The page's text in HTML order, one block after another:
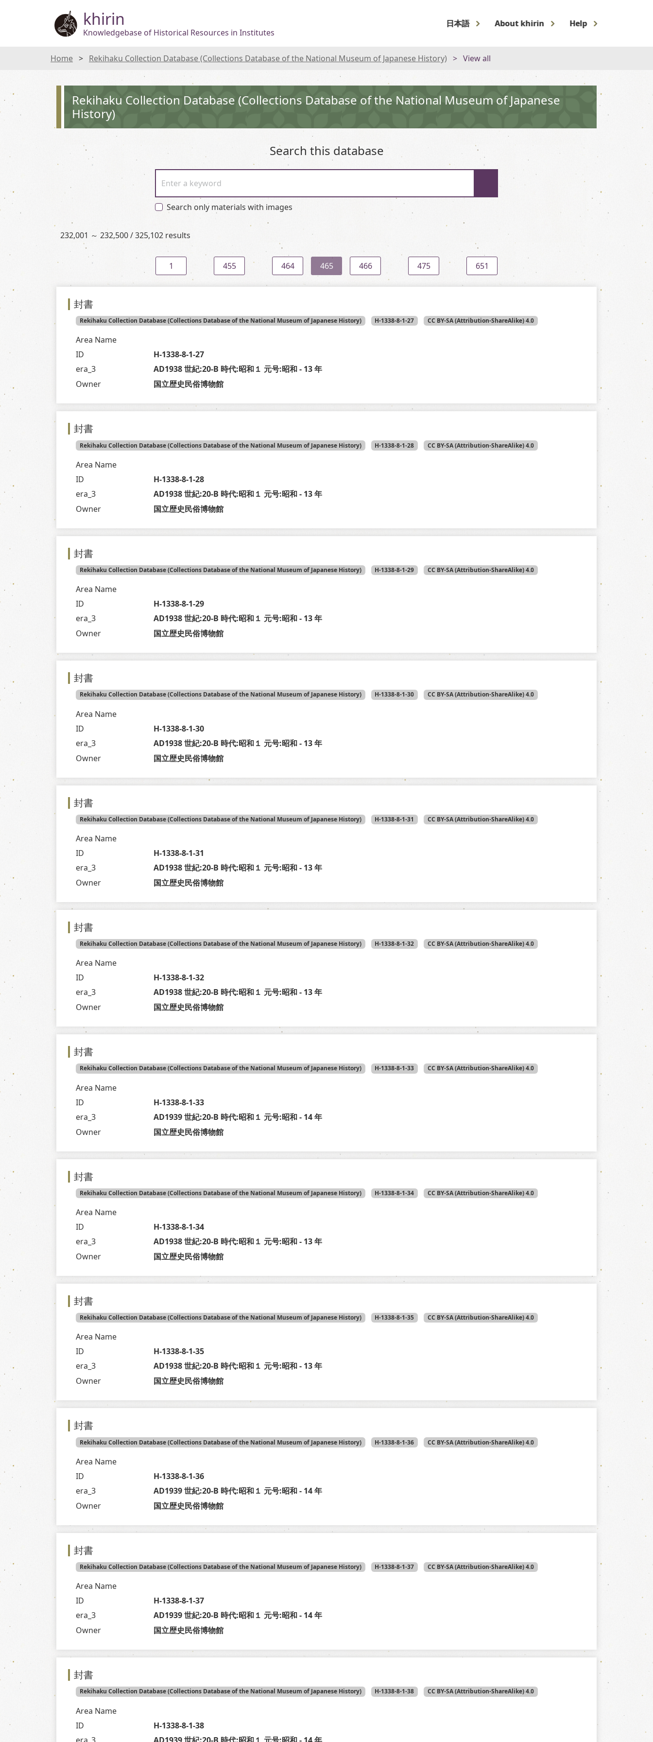
khirin
Knowledgebase of Historical Resources in Institutes
日本語 About khirin Help
Home Rekihaku Collection Database (Collections Database of the National Museum of Japanese History) View all
Rekihaku Collection Database (Collections Database of the National Museum of Japanese
History)
Search this database
Enter a keyword
Search only materials with images
232,001 ～ 232,500 / 325,102 results
1 455 464 465 466 475 651
封書
Rekihaku Collection Database (Collections Database of the National Museum of Japanese History) H-1338-8-1-27 CC BY-SA (Attribution-ShareAlike) 4.0
Area Name
ID
H-1338-8-1-27
era_3
AD1938 世紀:20-B 時代:昭和１ 元号:昭和 - 13 年
Owner
国立歴史民俗博物館
封書
Rekihaku Collection Database (Collections Database of the National Museum of Japanese History) H-1338-8-1-28 CC BY-SA (Attribution-ShareAlike) 4.0
Area Name
ID
H-1338-8-1-28
era_3
AD1938 世紀:20-B 時代:昭和１ 元号:昭和 - 13 年
Owner
国立歴史民俗博物館
封書
Rekihaku Collection Database (Collections Database of the National Museum of Japanese History) H-1338-8-1-29 CC BY-SA (Attribution-ShareAlike) 4.0
Area Name
ID
H-1338-8-1-29
era_3
AD1938 世紀:20-B 時代:昭和１ 元号:昭和 - 13 年
Owner
国立歴史民俗博物館
封書
Rekihaku Collection Database (Collections Database of the National Museum of Japanese History) H-1338-8-1-30 CC BY-SA (Attribution-ShareAlike) 4.0
Area Name
ID
H-1338-8-1-30
era_3
AD1938 世紀:20-B 時代:昭和１ 元号:昭和 - 13 年
Owner
国立歴史民俗博物館
封書
Rekihaku Collection Database (Collections Database of the National Museum of Japanese History) H-1338-8-1-31 CC BY-SA (Attribution-ShareAlike) 4.0
Area Name
ID
H-1338-8-1-31
era_3
AD1938 世紀:20-B 時代:昭和１ 元号:昭和 - 13 年
Owner
国立歴史民俗博物館
封書
Rekihaku Collection Database (Collections Database of the National Museum of Japanese History) H-1338-8-1-32 CC BY-SA (Attribution-ShareAlike) 4.0
Area Name
ID
H-1338-8-1-32
era_3
AD1938 世紀:20-B 時代:昭和１ 元号:昭和 - 13 年
Owner
国立歴史民俗博物館
封書
Rekihaku Collection Database (Collections Database of the National Museum of Japanese History) H-1338-8-1-33 CC BY-SA (Attribution-ShareAlike) 4.0
Area Name
ID
H-1338-8-1-33
era_3
AD1939 世紀:20-B 時代:昭和１ 元号:昭和 - 14 年
Owner
国立歴史民俗博物館
封書
Rekihaku Collection Database (Collections Database of the National Museum of Japanese History) H-1338-8-1-34 CC BY-SA (Attribution-ShareAlike) 4.0
Area Name
ID
H-1338-8-1-34
era_3
AD1938 世紀:20-B 時代:昭和１ 元号:昭和 - 13 年
Owner
国立歴史民俗博物館
封書
Rekihaku Collection Database (Collections Database of the National Museum of Japanese History) H-1338-8-1-35 CC BY-SA (Attribution-ShareAlike) 4.0
Area Name
ID
H-1338-8-1-35
era_3
AD1938 世紀:20-B 時代:昭和１ 元号:昭和 - 13 年
Owner
国立歴史民俗博物館
封書
Rekihaku Collection Database (Collections Database of the National Museum of Japanese History) H-1338-8-1-36 CC BY-SA (Attribution-ShareAlike) 4.0
Area Name
ID
H-1338-8-1-36
era_3
AD1939 世紀:20-B 時代:昭和１ 元号:昭和 - 14 年
Owner
国立歴史民俗博物館
封書
Rekihaku Collection Database (Collections Database of the National Museum of Japanese History) H-1338-8-1-37 CC BY-SA (Attribution-ShareAlike) 4.0
Area Name
ID
H-1338-8-1-37
era_3
AD1939 世紀:20-B 時代:昭和１ 元号:昭和 - 14 年
Owner
国立歴史民俗博物館
封書
Rekihaku Collection Database (Collections Database of the National Museum of Japanese History) H-1338-8-1-38 CC BY-SA (Attribution-ShareAlike) 4.0
Area Name
ID
H-1338-8-1-38
era_3
AD1939 世紀:20-B 時代:昭和１ 元号:昭和 - 14 年